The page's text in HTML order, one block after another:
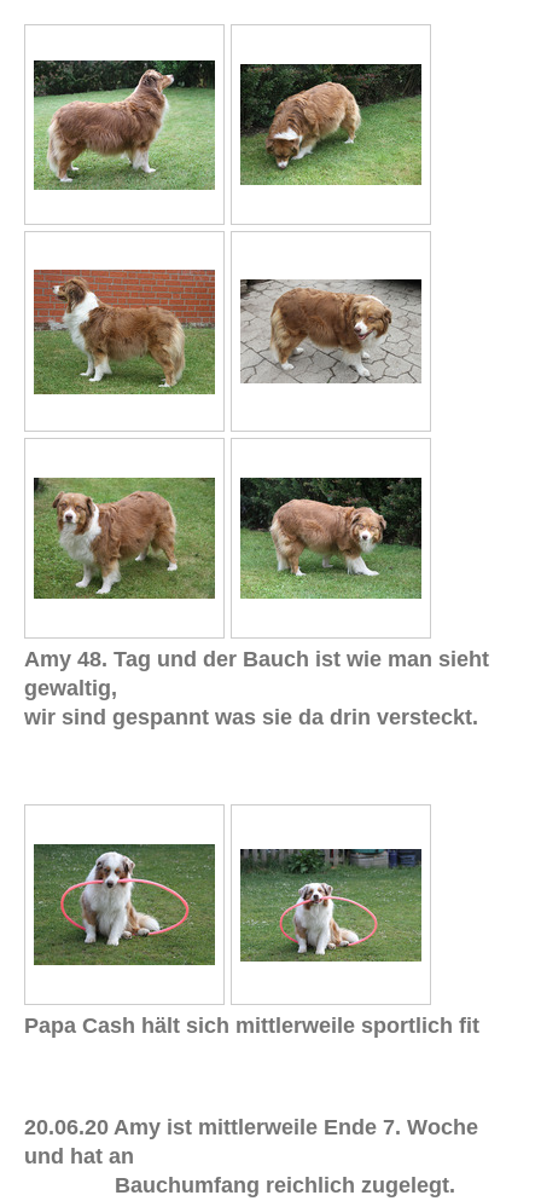
Amy 48. Tag und der Bauch ist wie man sieht
gewaltig,
wir sind gespannt was sie da drin versteckt.
Papa Cash hält sich mittlerweile sportlich fit
20.06.20 Amy ist mittlerweile Ende 7. Woche
und hat an
Bauchumfang reichlich zugelegt.